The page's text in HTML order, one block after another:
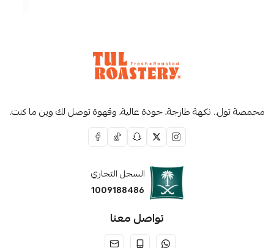
محمصة تول.. نكهة طازجة، جودة عالية، وقهوة توصل لك وين ما كنت.
السجل التجاري
1009188486
تواصل معنا